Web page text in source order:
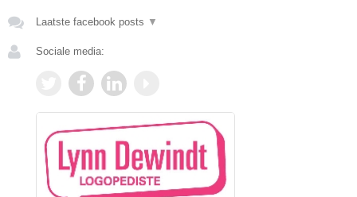
Laatste facebook posts ▼
Sociale media: